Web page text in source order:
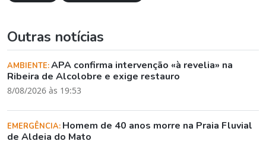
Outras notícias
AMBIENTE:APA confirma intervenção «à revelia» na
Ribeira de Alcolobre e exige restauro
8/08/2026 às 19:53
EMERGÊNCIA: Homem de 40 anos morre na Praia Fluvial
de Aldeia do Mato